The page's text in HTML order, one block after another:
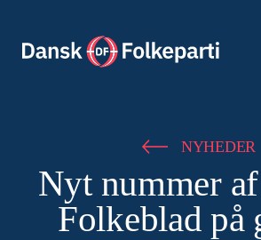
NYHEDER
Nyt nummer
Folkeblad på